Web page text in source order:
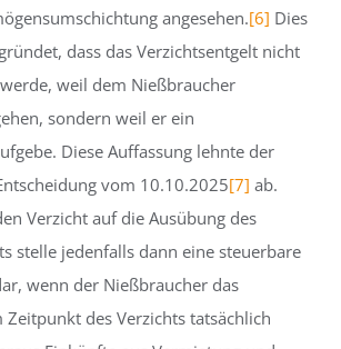
angesehen.[6] Dies
dass das Verzichtsentgelt nicht
weil dem Nießbraucher
sondern weil er ein
Diese Auffassung lehnte der
vom 10.10.2025[7] ab.
Verzicht auf die Ausübung des
stelle jedenfalls dann eine steuerbare
wenn der Nießbraucher das
Zeitpunkt des Verzichts tatsächlich